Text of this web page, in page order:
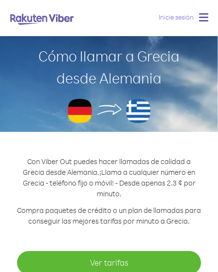
Inicie sesión
Cómo llamar a Grecia
desde Alemania
Con Viber Out puedes hacer llamadas de calidad a
Grecia desde Alemania.¡Llama a cualquier número en
Grecia - teléfono fijo o móvil! - Desde apenas 2.3 ¢ por
minuto.
Compra paquetes de crédito o un plan de llamadas para
conseguir las mejores tarifas por minuto a Grecia.
Ver tarifas